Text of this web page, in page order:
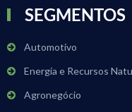
SEGMENTOS
Automotivo
Energia e Recursos
Agronegócio